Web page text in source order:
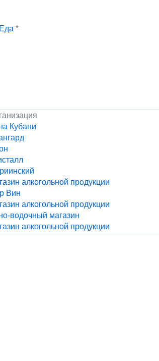
Еда *
Кубани
алкогольной продукции
Вин
алкогольной продукции
водочный магазин
алкогольной продукции